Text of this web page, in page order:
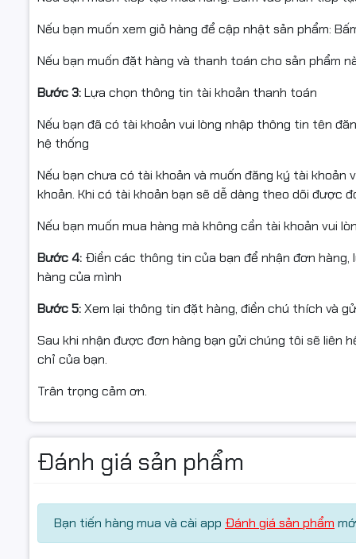
tư vấn đúng loại.
Lắc đều chai, không trộn lẫn bột khác; vệ sinh hộp mực
Reset chip (nếu có) theo đúng mã hộp mực.
Sau nạp, in test 2–3 tờ để ổn định.
✅ Hàng chính hiệu – mới 100%
✅ Xuất hóa đơn VAT đầy đủ
✅ Hỗ trợ kỹ thuật nạp mực tận tình
⭐ ĐIỀU KIỆN ĐỔI / HOÀN HÀNG
- Bắt buộc quay video mở gói từ lúc còn nguyên băng
- Hỗ trợ đổi/hoàn khi: giao sai mẫu, thiếu hàng, hoặc
- Hàng gửi lại phải: còn nguyên vẹn, không bung seal,
Nếu bạn muốn xem giỏ hàng để cập nhật sản phẩm:
Nếu bạn muốn đặt hàng và thanh toán cho sản phẩm
Bước 3:Lựa chọn thông tin tài khoản thanh toán
Nếu bạn đã có tài khoản vui lòng nhập thông tin tên
hệ thống
Nếu bạn chưa có tài khoản và muốn đăng ký tài
khoản. Khi có tài khoản bạn sẽ dễ dàng theo dõi được
Nếu bạn muốn mua hàng mà không cần tài khoản vui
Bước 4: Điền các thông tin của bạn để nhận đơn
hàng của mình
Bước 5:Xem lại thông tin đặt hàng, điền chú thích và
Sau khi nhận được đơn hàng bạn gửi chúng tôi sẽ liên
chỉ của bạn.
Trân trọng cảm ơn.
Đánh giá sản phẩm
Bạn tiến hàng mua và cài app Đánh giá sản phẩm
phẩm bên
- Hỗ trợ
nhận.
tác, đủ
- Không
sách